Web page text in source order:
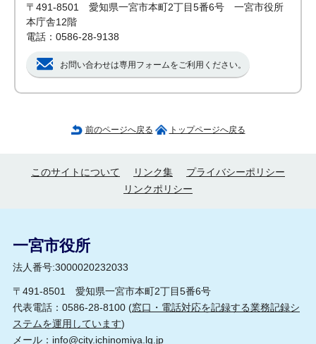
〒491-8501 愛知県一宮市本町2丁目5番6号 一宮市役所
本庁舎12階
電話：0586-28-9138
お問い合わせは専用フォームをご利用ください。
前のページへ戻る トップページへ戻る
このサイトについて リンク集
プライバシーポリシー
リンクポリシー
一宮市役所
法人番号:3000020232033
〒491-8501 愛知県一宮市本町2丁目5番6号
代表電話：0586-28-8100 (窓口・電話対応を記録する業務記録シ
ステムを運用しています)
メール： info@city.ichinomiya.lg.jp